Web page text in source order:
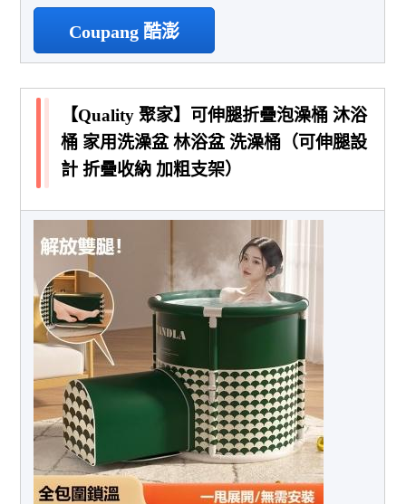
Coupang 酷澎
【Quality 聚家】可伸腿折疊泡澡桶 沐浴
桶 家用洗澡盆 林浴盆 洗澡桶（可伸腿設
計 折疊收納 加粗支架）